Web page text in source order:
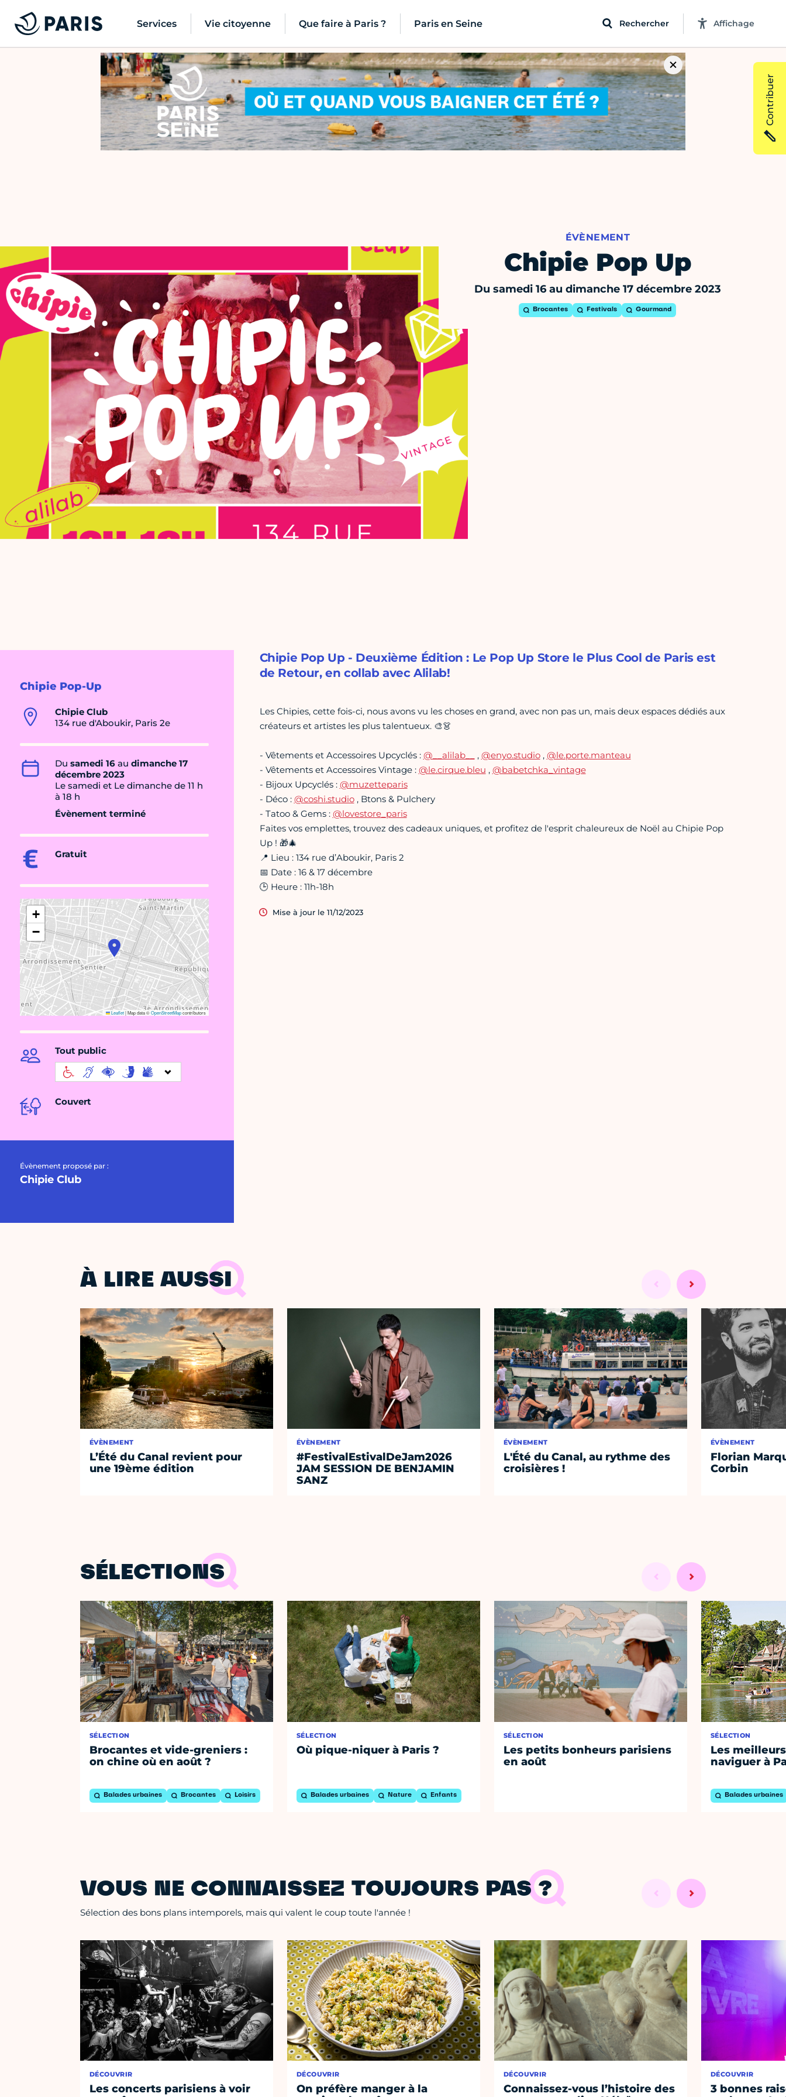
Services Vie citoyenne Que faire à Paris ? Paris en Seine Rechercher Affichage
ÉVÈNEMENT
Chipie Pop Up
Du samedi 16 au dimanche 17 décembre 2023
Brocantes Festivals Gourmand
Chipie Pop-Up
Chipie Club
134 rue d'Aboukir, Paris 2e
Du samedi 16 au dimanche 17
décembre 2023
Le samedi et Le dimanche de 11 h
à 18 h
Évènement terminé
Gratuit
+
−
Leaflet|Map data ©OpenStreetMapcontributors
Tout public
Couvert
Évènement proposé par :
Chipie Club
Chipie Pop Up - Deuxième Édition : Le Pop Up Store le Plus Cool de Paris est
de Retour, en collab avec Alilab!
Les Chipies, cette fois-ci, nous avons vu les choses en grand, avec non pas un, mais deux espaces dédiés aux
créateurs et artistes les plus talentueux. 🎨👗
- Vêtements et Accessoires Upcyclés : @__alilab__ , @enyo.studio, @le.porte.manteau
- Vêtements et Accessoires Vintage : @le.cirque.bleu , @babetchka_vintage
- Bijoux Upcyclés : @muzetteparis
- Déco : @coshi.studio, Btons & Pulchery
- Tatoo & Gems : @lovestore_paris
Faites vos emplettes, trouvez des cadeaux uniques, et profitez de l'esprit chaleureux de Noël au Chipie Pop
Up ! 🎁🎄
📍 Lieu : 134 rue d’Aboukir, Paris 2
📅 Date : 16 & 17 décembre
🕒 Heure : 11h-18h
Mise à jour le 11/12/2023
À LIRE AUSSI
ÉVÈNEMENT
L’Été du Canal revient pour
une 19ème édition
ÉVÈNEMENT
#FestivalEstivalDeJam2026
JAM SESSION DE BENJAMIN
SANZ
ÉVÈNEMENT
L'Été du Canal, au rythme des
croisières !
ÉVÈNEMENT
Florian
Corbin
SÉLECTIONS
SÉLECTION
Brocantes et vide-greniers :
on chine où en août ?
Balades urbaines Brocantes Loisirs
SÉLECTION
Où pique-niquer à Paris ?
Balades urbaines Nature Enfants
SÉLECTION
Les petits bonheurs parisiens
en août
SÉLECTION
Les
naviguer à
Balades urbaines
VOUS NE CONNAISSEZ TOUJOURS PAS ?
Sélection des bons plans intemporels, mais qui valent le coup toute l'année !
DÉCOUVRIR
Les concerts parisiens à voir
DÉCOUVRIR
On préfère manger à la
DÉCOUVRIR
Connaissez-vous l’histoire des
DÉCOUVRIR
3 bonnes
Contribuer